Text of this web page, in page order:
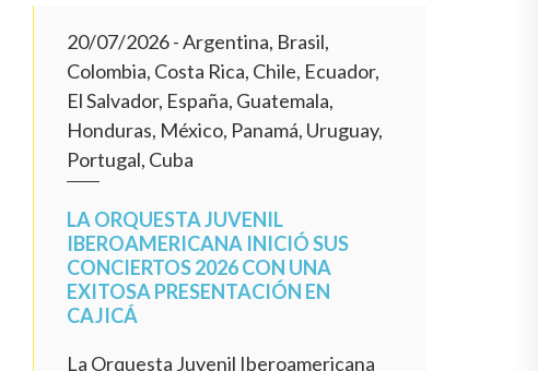
20/07/2026- Argentina, Brasil,
Colombia, Costa Rica, Chile, Ecuador,
El Salvador, España, Guatemala,
Honduras, México, Panamá, Uruguay,
Portugal, Cuba
LA ORQUESTA JUVENIL
IBEROAMERICANA INICIÓ SUS
CONCIERTOS 2026 CON UNA
EXITOSA PRESENTACIÓN EN
CAJICÁ
La Orquesta Juvenil Iberoamericana